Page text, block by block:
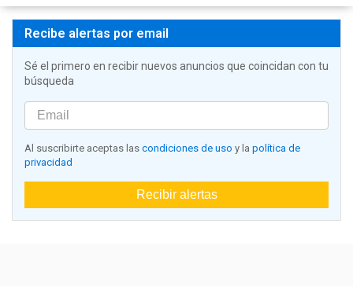
Recibe alertas por email
Sé el primero en recibir nuevos anuncios que coincidan con tu
búsqueda
Al suscribirte aceptas las condiciones de uso y la política de
privacidad
Recibir alertas